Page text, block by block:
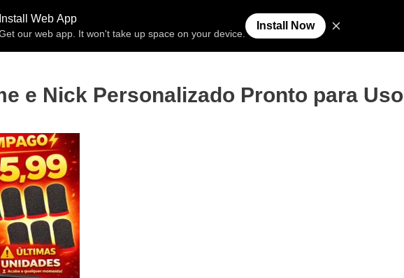
Free Fire Espaço Invisível Símbolos para Nick
e Nick Personalizado Pronto para Uso